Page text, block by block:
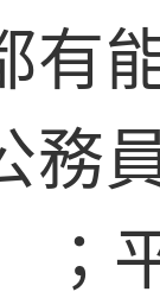
有
務
；